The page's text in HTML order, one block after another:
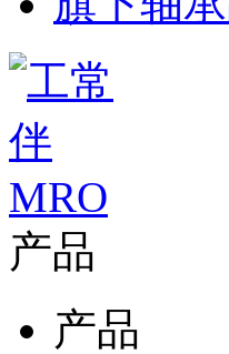
产品
产品